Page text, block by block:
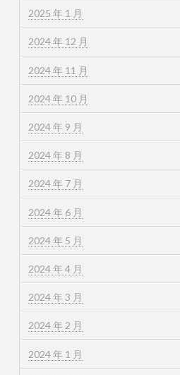
2025 年 1 月
2024 年 12 月
2024 年 11 月
2024 年 10 月
2024 年 9 月
2024 年 8 月
2024 年 7 月
2024 年 6 月
2024 年 5 月
2024 年 4 月
2024 年 3 月
2024 年 2 月
2024 年 1 月